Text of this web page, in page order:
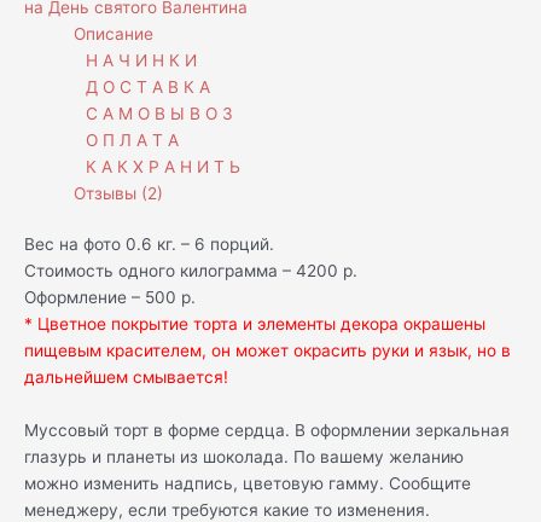
на День святого Валентина
Описание
Н А Ч И Н К И
Д О С Т А В К А
С А М О В Ы В О З
О П Л А Т А
К А К Х Р А Н И Т Ь
Отзывы (2)
Вес на фото 0.6 кг. – 6 порций.
Стоимость одного килограмма – 4200 р.
Оформление – 500 р.
* Цветное покрытие торта и элементы декора окрашены
пищевым красителем, он может окрасить руки и язык, но в
дальнейшем смывается!
Муссовый торт в форме сердца. В оформлении зеркальная
глазурь и планеты из шоколада. По вашему желанию
можно изменить надпись, цветовую гамму. Сообщите
менеджеру, если требуются какие то изменения.